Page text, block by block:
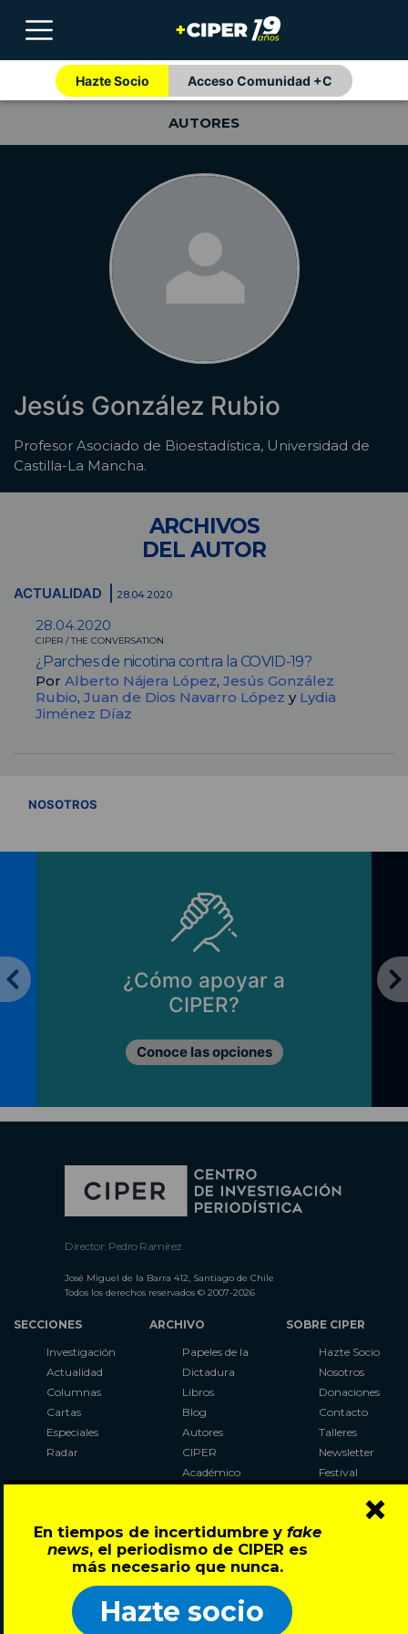
En tiempos de incertidumbre y fake
news, el periodismo de CIPER es
más necesario que nunca.
Hazte socio
×
Hazte Socio Acceso Comunidad +C
AUTORES
Jesús González Rubio
Profesor Asociado de Bioestadística, Universidad de
Castilla-La Mancha.
ARCHIVOS
DEL AUTOR
ACTUALIDAD 28.04.2020
28.04.2020
CIPER / THE CONVERSATION
¿Parches de nicotina contra la COVID-19?
Por Alberto Nájera López, Jesús González
Rubio, Juan de Dios Navarro López y Lydia
Jiménez Díaz
NOSOTROS
¿Cómo apoyar a
CIPER?
Conoce las opciones
Director: Pedro Ramírez
José Miguel de la Barra 412, Santiago de Chile
Todos los derechos reservados © 2007-2026
SECCIONES
Investigación
Actualidad
Columnas
Cartas
Especiales
Radar
ARCHIVO
Papeles de la
Dictadura
Libros
Blog
Autores
CIPER
Académico
Al Plebiscito
con CIPER
SOBRE CIPER
Hazte Socio
Nosotros
Donaciones
Contacto
Talleres
Newsletter
Festival